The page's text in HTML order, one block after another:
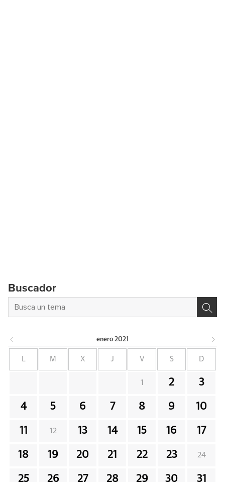
Buscador
enero 2021
L M X J V S D
1 2 3
4 5 6 7 8 9 10
11 12 13 14 15 16 17
18 19 20 21 22 23 24
25 26 27 28 29 30 31